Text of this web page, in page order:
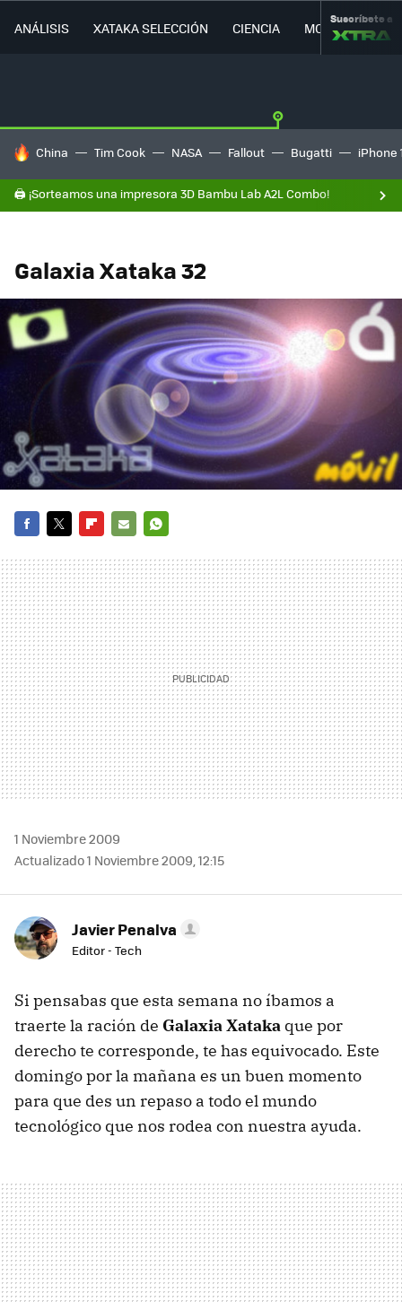
ANÁLISIS XATAKA SELECCIÓN CIENCIA MOVILIDAD
Suscríbete a
HOY SE HABLA DE
China Tim Cook NASA Fallout Bugatti iPhone
🖨️ ¡Sorteamos una impresora 3D Bambu Lab A2L Combo!
Galaxia Xataka 32
MAIL
1 Noviembre 2009
Actualizado 1 Noviembre 2009, 12:15
Javier Penalva
Editor - Tech
Si pensabas que esta semana no íbamos a
traerte la ración de Galaxia Xataka que por
derecho te corresponde, te has equivocado. Este
domingo por la mañana es un buen momento
para que des un repaso a todo el mundo
tecnológico que nos rodea con nuestra ayuda.